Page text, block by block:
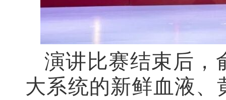
演讲比赛结束后，
大系统的新鲜血液